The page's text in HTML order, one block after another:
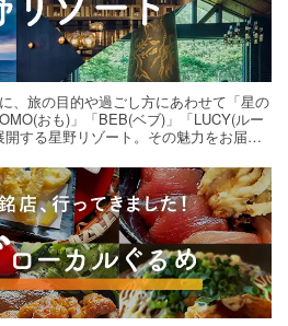
、旅の目的や過ごし方にあわせて「星の
おも)」「BEB(ベブ)」「LUCY(ルー
する星野リゾート。その魅力をお届け